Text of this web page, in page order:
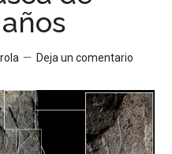
Deja un comentario